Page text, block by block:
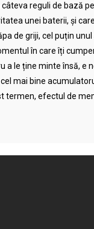
reguli de bază
unei baterii, și
de griji, cel puțin
în care îți
a le ține minte însă, e
mai bine
termen, efectul de